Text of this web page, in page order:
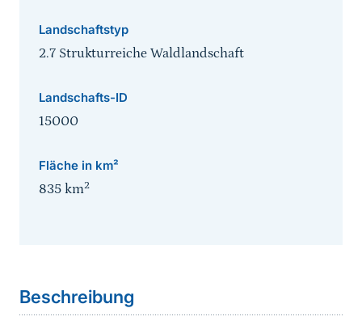
Landschaftstyp
2.7 Strukturreiche Waldlandschaft
Landschafts-ID
15000
Fläche in km²
835 km2
Beschreibung